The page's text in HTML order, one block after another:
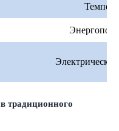
традиционного